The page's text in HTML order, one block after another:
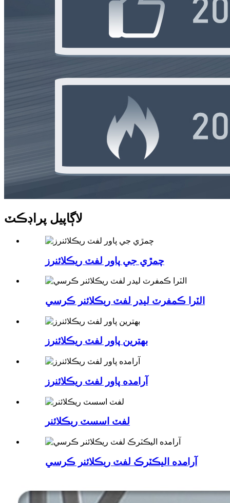
لاڳاپيل پراڊڪٽ
چمڙي جي پاور لفٽ ريڪلائنرز
الٽرا ڪمفرٽ ليدر لفٽ ريڪلائنر ڪرسي
بهترين پاور لفٽ ريڪلائنرز
آرامده پاور لفٽ ريڪلائنرز
لفٽ اسسٽ ريڪلائنر
آرامده اليڪٽرڪ لفٽ ريڪلائنر ڪرسي